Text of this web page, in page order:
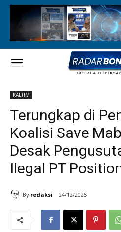
KALTIM
Terungkap di
Koalisi Save
Desak
Ilegal PT
By redaksi 24/12/2025